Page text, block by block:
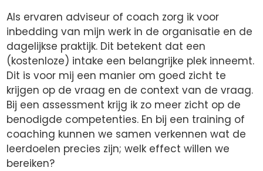
Als ervaren adviseur of coach zorg ik voor
inbedding van mijn werk in de organisatie en de
dagelijkse praktijk. Dit betekent dat een
(kostenloze) intake een belangrijke plek inneemt.
Dit is voor mij een manier om goed zicht te
krijgen op de vraag en de context van de vraag.
Bij een assessment krijg ik zo meer zicht op de
benodigde competenties. En bij een training of
coaching kunnen we samen verkennen wat de
leerdoelen precies zijn; welk effect willen we
bereiken?